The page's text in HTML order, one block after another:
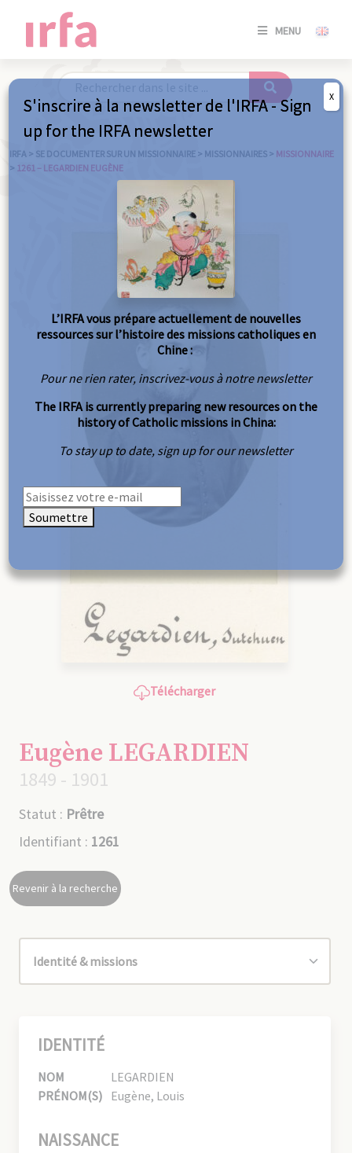
MENU
SE
/
IRFA > SE DOCUMENTER SUR UN MISSIONNAIRE > MISSIONNAIRES > MISSIONNAIRE
> 1261 – LEGARDIEN EUGÈNE
Télécharger
Eugène LEGARDIEN
1849 - 1901
Statut : Prêtre
Identifiant : 1261
Revenir à la recherche
IDENTITÉ
NOM
LEGARDIEN
PRÉNOM(S) Eugène, Louis
NAISSANCE
S'inscrire à la newsletter de l'IRFA - Sign
up for the IRFA newsletter
L’IRFA vous prépare actuellement de nouvelles
ressources sur l’histoire des missions catholiques en
Chine :
Pour ne rien rater, inscrivez-vous à notre newsletter
The IRFA is currently preparing new resources on the
history of Catholic missions in China:
To stay up to date, sign up for our newsletter
Soumettre
X